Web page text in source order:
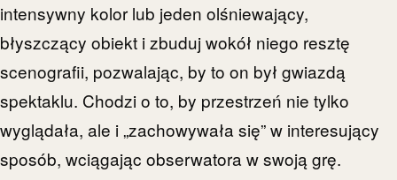
intensywny kolor lub jeden olśniewający,
błyszczący obiekt i zbuduj wokół niego resztę
scenografii, pozwalając, by to on był gwiazdą
spektaklu. Chodzi o to, by przestrzeń nie tylko
wyglądała, ale i „zachowywała się” w interesujący
sposób, wciągając obserwatora w swoją grę.